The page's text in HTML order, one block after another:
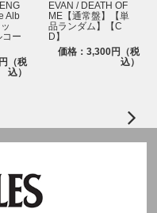
Alb
コー
（税
込）
EVAN / DEATH OF
ME【通常盤】【単
品ランダム】【C
D】
価格：3,300円（税
込）